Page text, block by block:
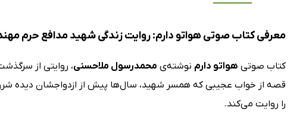
معرفی کتاب صوتی هواتو دارم: روایت زندگی شهید مدافع حرم
کتاب صوتی هواتو دارم نوشته‌ی محمدرسول ملاحسنی، روایتی از
قصه از خواب عجیبی که همسر شهید، سال‌ها پیش از ازدواجشان دیده
را روایت می‌کند.